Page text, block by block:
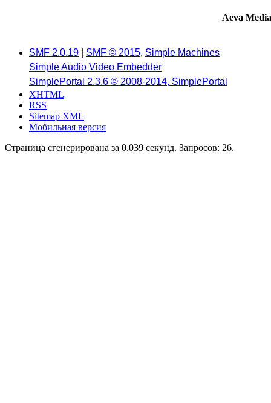
Aeva Media
SMF 2.0.19 SMF © 2015, Simple Machines
Simple Audio Video Embedder
SimplePortal 2.3.6 © 2008-2014, SimplePortal
XHTML
RSS
Sitemap XML
Мобильная версия
Страница сгенерирована за 0.039 секунд. Запросов: 26.